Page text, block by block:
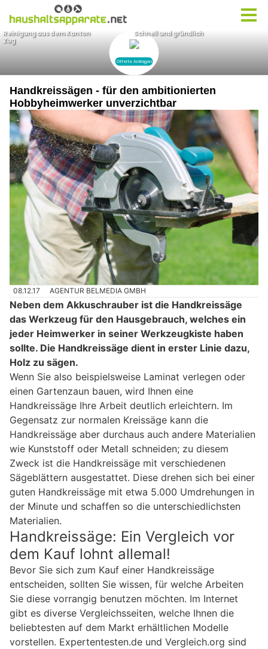
Handkreissägen - für den ambitionierten
Hobbyheimwerker unverzichtbar
08.12.17 AGENTUR BELMEDIA GMBH
Neben dem Akkuschrauber ist die Handkreissäge
das Werkzeug für den Hausgebrauch, welches ein
jeder Heimwerker in seiner Werkzeugkiste haben
sollte. Die Handkreissäge dient in erster Linie dazu,
Holz zu sägen.
Wenn Sie also beispielsweise Laminat verlegen oder
einen Gartenzaun bauen, wird Ihnen eine
Handkreissäge Ihre Arbeit deutlich erleichtern. Im
Gegensatz zur normalen Kreissäge kann die
Handkreissäge aber durchaus auch andere Materialien
wie Kunststoff oder Metall schneiden; zu diesem
Zweck ist die Handkreissäge mit verschiedenen
Sägeblättern ausgestattet. Diese drehen sich bei einer
guten Handkreissäge mit etwa 5.000 Umdrehungen in
der Minute und schaffen so die unterschiedlichsten
Materialien.
Handkreissäge: Ein Vergleich vor
dem Kauf lohnt allemal!
Bevor Sie sich zum Kauf einer Handkreissäge
entscheiden, sollten Sie wissen, für welche Arbeiten
Sie diese vorrangig benutzen möchten. Im Internet
gibt es diverse Vergleichsseiten, welche Ihnen die
beliebtesten auf dem Markt erhältlichen Modelle
vorstellen. Expertentesten.de und Vergleich.org sind